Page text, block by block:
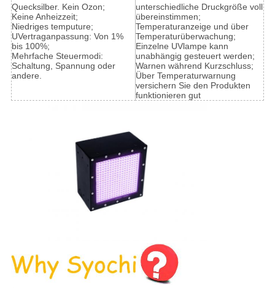
Quecksilber. Kein Ozon;
Keine Anheizzeit;
Niedriges temputure;
UVertraganpassung: Von 1%
bis 100%;
Mehrfache Steuermodi:
Schaltung, Spannung oder
andere.
unterschiedliche Druckgröße voll
übereinstimmen;
Temperaturanzeige und über
Temperaturüberwachung;
Einzelne UVlampe kann
unabhängig gesteuert werden;
Warnen während Kurzschluss;
Über Temperaturwarnung
versichern Sie den Produkten
funktionieren gut